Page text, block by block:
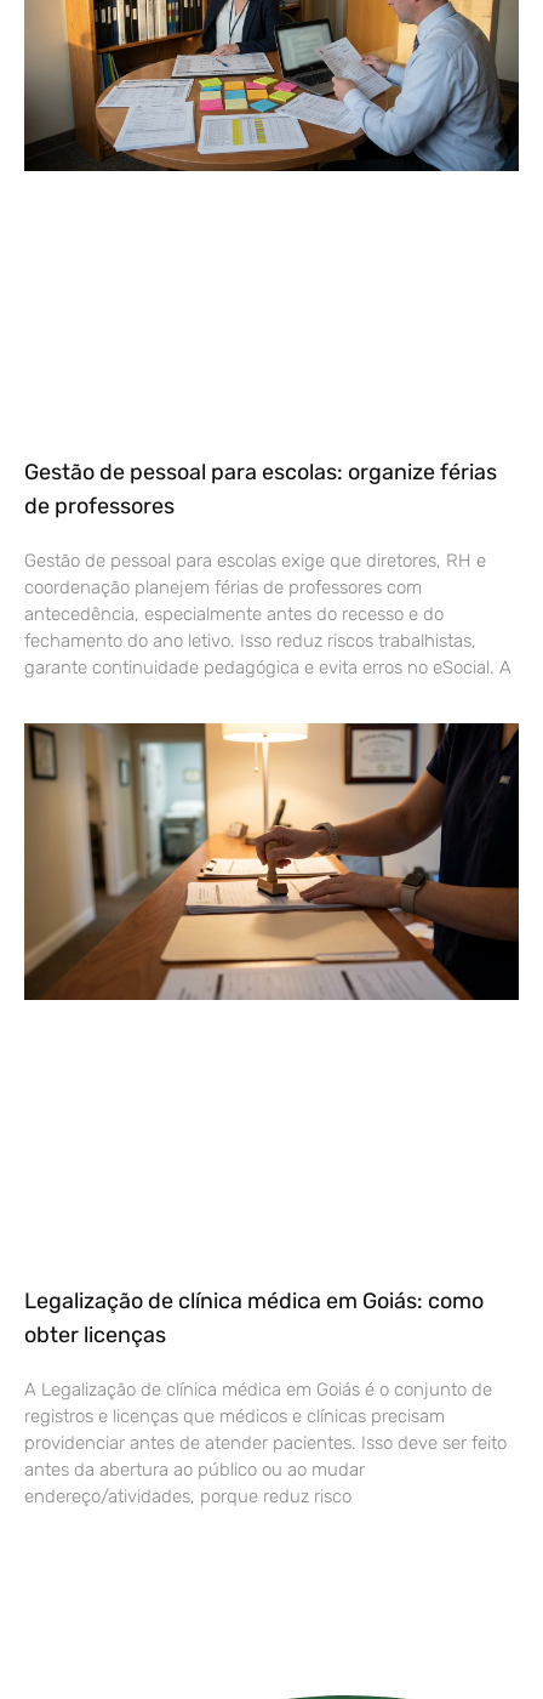
Gestão de pessoal para escolas: organize férias
de professores
Gestão de pessoal para escolas exige que diretores, RH e
coordenação planejem férias de professores com
antecedência, especialmente antes do recesso e do
fechamento do ano letivo. Isso reduz riscos trabalhistas,
garante continuidade pedagógica e evita erros no eSocial. A
Legalização de clínica médica em Goiás: como
obter licenças
A Legalização de clínica médica em Goiás é o conjunto de
registros e licenças que médicos e clínicas precisam
providenciar antes de atender pacientes. Isso deve ser feito
antes da abertura ao público ou ao mudar
endereço/atividades, porque reduz risco